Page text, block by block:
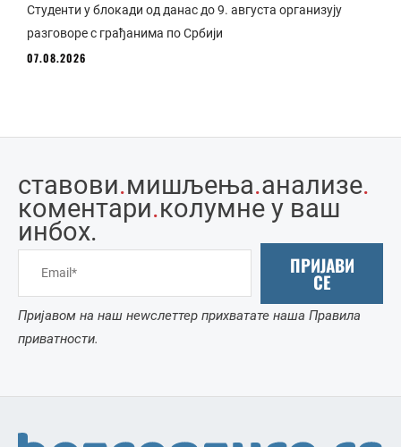
Студенти у блокади од данас до 9. августа организују
разговоре с грађанима по Србији
07.08.2026
ставови.мишљења.анализе.
коментари.колумне у ваш
инбоx.
ПРИЈАВИ
СЕ
Пријавом на наш неwслеттер прихватате наша Правила
приватности.